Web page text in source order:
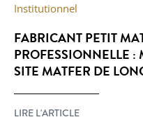
Institutionnel
FABRICANT PETIT
PROFESSIONNELLE :
SITE MATFER DE
LIRE L'ARTICLE